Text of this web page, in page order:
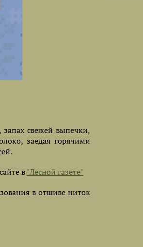
запах свежей выпечки,
заедая горячими
в"Лесной газете"
в отшиве ниток